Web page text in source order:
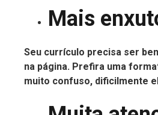
Mais
Seu currículo precisa ser
na página. Prefira uma
muito confuso, dificilmente